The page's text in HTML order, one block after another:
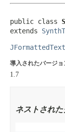
public class
extends
導入されたバージョ
1.7
ネストされ